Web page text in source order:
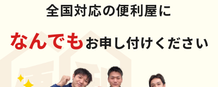
全国対応の便利屋に
なんでもお申し付けください